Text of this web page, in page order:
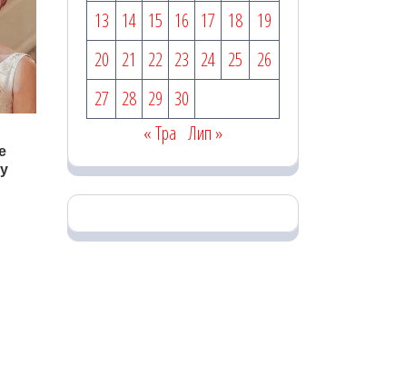
13 14 15 16 17 18
19
20 21 22 23 24 25
26
27 28 29 30
« Тра Лип »